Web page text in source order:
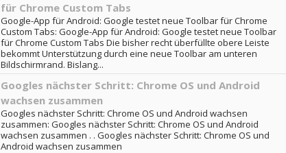
für Chrome Custom Tabs
Google-App für Android: Google testet neue Toolbar für Chrome
Custom Tabs: Google-App für Android: Google testet neue Toolbar
für Chrome Custom Tabs Die bisher recht überfüllte obere Leiste
bekommt Unterstützung durch eine neue Toolbar am unteren
Bildschirmrand. Bislang...
Googles nächster Schritt: Chrome OS und Android
wachsen zusammen
Googles nächster Schritt: Chrome OS und Android wachsen
zusammen: Googles nächster Schritt: Chrome OS und Android
wachsen zusammen . . Googles nächster Schritt: Chrome OS und
Android wachsen zusammen